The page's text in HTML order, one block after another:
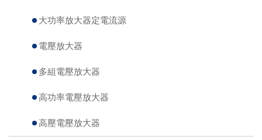
大功率放大器定電流源
電壓放大器
多組電壓放大器
高功率電壓放大器
高壓電壓放大器